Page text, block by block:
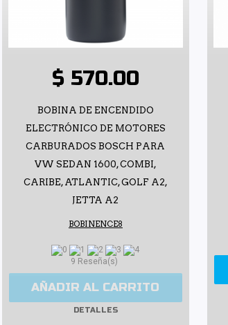
$ 570.00
BOBINA DE ENCENDIDO
ELECTRÓNICO DE MOTORES
CARBURADOS BOSCH PARA
VW SEDAN 1600, COMBI,
CARIBE, ATLANTIC, GOLF A2,
JETTA A2
BOBINENCE8
9 Reseña(s)
AÑADIR AL CARRITO
DETALLES